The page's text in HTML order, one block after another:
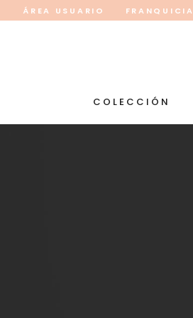
ÁREA USUARIO FRANQUICIA
COLECCIÓN